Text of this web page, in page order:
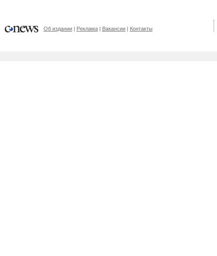
Об издании Реклама Вакансии Контакты